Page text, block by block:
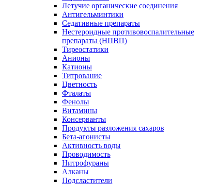
Летучие органические соединения
Антигельминтики
Седативные препараты
Нестероидные противовоспалительные
препараты (НПВП)
Тиреостатики
Анионы
Катионы
Титрование
Цветность
Фталаты
Фенолы
Витамины
Консерванты
Продукты разложения сахаров
Бета-агонисты
Активность воды
Проводимость
Нитрофураны
Алканы
Подсластители